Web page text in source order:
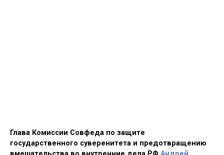
Глава Комиссии Совфеда по защите
государственного суверенитета и предотвращению